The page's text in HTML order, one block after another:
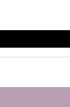
contact met